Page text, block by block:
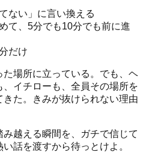
ない」に言い換える
て、5分でも10分でも前に進
だけ
場所に立っている。でも、ヘ
イチローも、全員その場所を
た。きみが抜けられない理由
越える瞬間を、ガチで信じて
話を渡すから待っとけよ。